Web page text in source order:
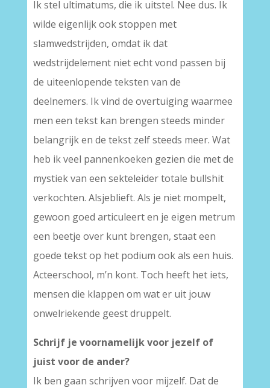
Ik stel ultimatums, die ik uitstel. Nee dus. Ik
wilde eigenlijk ook stoppen met
slamwedstrijden, omdat ik dat
wedstrijdelement niet echt vond passen bij
de uiteenlopende teksten van de
deelnemers. Ik vind de overtuiging waarmee
men een tekst kan brengen steeds minder
belangrijk en de tekst zelf steeds meer. Wat
heb ik veel pannenkoeken gezien die met de
mystiek van een sekteleider totale bullshit
verkochten. Alsjeblieft. Als je niet mompelt,
gewoon goed articuleert en je eigen metrum
een beetje over kunt brengen, staat een
goede tekst op het podium ook als een huis.
Acteerschool, m’n kont. Toch heeft het iets,
mensen die klappen om wat er uit jouw
onwelriekende geest druppelt.
Schrijf je voornamelijk voor jezelf of
juist voor de ander?
Ik ben gaan schrijven voor mijzelf. Dat de